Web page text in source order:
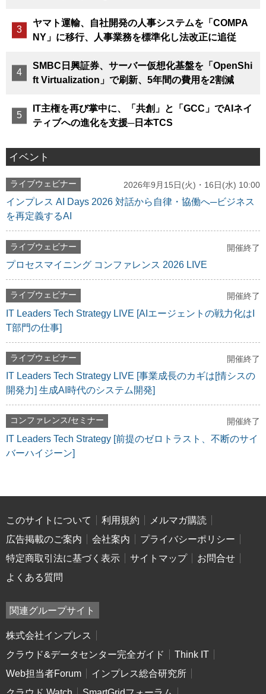
ヤマト運輸、自社開発の人事システムを「COMPA
NY」に移行、人事業務を標準化し法改正に追従
SMBC日興証券、サーバー仮想化基盤を「OpenShi
ft Virtualization」で刷新、5年間の費用を2割減
IT主権を再び掌中に、「共創」と「GCC」でAIネイ
ティブへの進化を支援─日本TCS
イベント
ライブウェビナー 2026年9月15日(火)・16日(水) 10:00
インプレス AI Days 2026 対話から自律・協働へ─ビジネス
を再定義するAI
ライブウェビナー 開催終了
プロセスマイニング コンファレンス 2026 LIVE
ライブウェビナー 開催終了
IT Leaders Tech Strategy LIVE [AIエージェントの戦力化はI
T部門の仕事]
ライブウェビナー 開催終了
IT Leaders Tech Strategy LIVE [事業成長のカギは[情シスの
開発力] 生成AI時代のシステム開発]
コンファレンス/セミナー 開催終了
IT Leaders Tech Strategy [前提のゼロトラスト、不断のサイ
バーハイジーン]
このサイトについて 利用規約
メルマガ購読
広告掲載のご案内
会社案内
プライバシーポリシー
特定商取引法に基づく表示
サイトマップ
お問合せ
よくある質問
関連グループサイト
株式会社インプレス
クラウド&データセンター完全ガイド
Think IT
Web担当者Forum
インプレス総合研究所